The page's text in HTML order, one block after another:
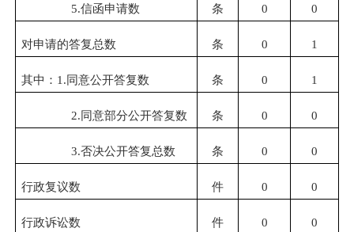
5.信函申请数 条 0 0
对申请的答复总数 条 0 1
其中：1.同意公开答复数 条 0 1
2.同意部分公开答复数 条 0 0
3.否决公开答复总数 条 0 0
行政复议数 件 0 0
行政诉讼数 件 0 0